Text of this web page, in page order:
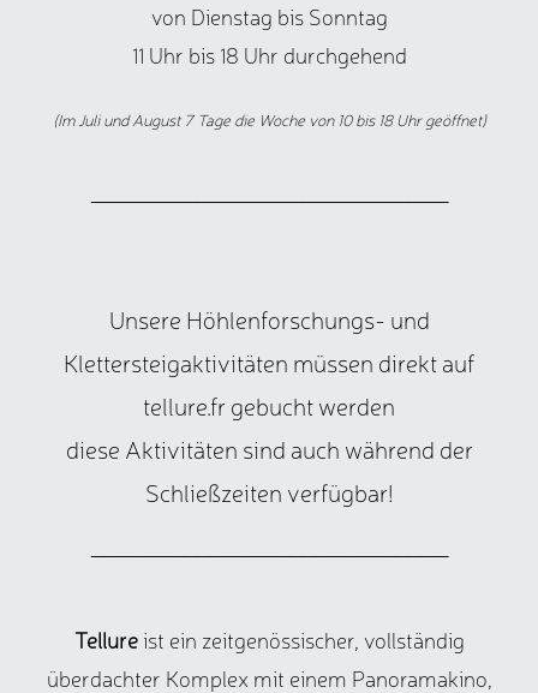
von Dienstag bis Sonntag
11 Uhr bis 18 Uhr durchgehend
(Im Juli und August 7 Tage die Woche von 10 bis 18 Uhr geöffnet)
Unsere Höhlenforschungs- und
Klettersteigaktivitäten müssen direkt auf
tellure.fr gebucht werden
diese Aktivitäten sind auch während der
Schließzeiten verfügbar!
Tellureist ein zeitgenössischer, vollständig
überdachter Komplex mit einem Panoramakino,